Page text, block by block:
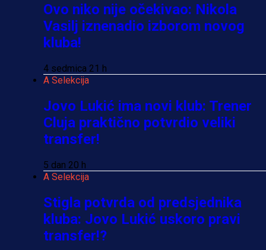
Ovo niko nije očekivao: Nikola
Vasilj iznenadio izborom novog
kluba!
4 sedmica 21 h
A Selekcija
Jovo Lukić ima novi klub: Trener
Cluja praktično potvrdio veliki
transfer!
5 dan 20 h
A Selekcija
Stigla potvrda od predsjednika
kluba: Jovo Lukić uskoro pravi
transfer!?